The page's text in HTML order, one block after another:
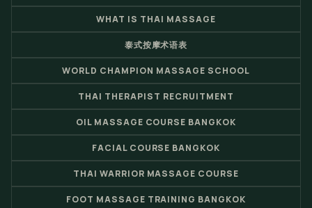
WHAT IS THAI MASSAGE
泰式按摩术语表
WORLD CHAMPION MASSAGE SCHOOL
THAI THERAPIST RECRUITMENT
OIL MASSAGE COURSE BANGKOK
FACIAL COURSE BANGKOK
THAI WARRIOR MASSAGE COURSE
FOOT MASSAGE TRAINING BANGKOK